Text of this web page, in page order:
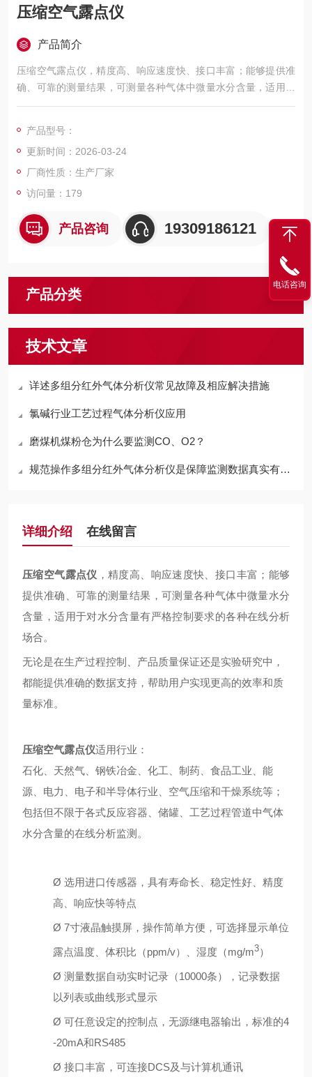
压缩空气露点仪
产品简介
压缩空气露点仪，精度高、响应速度快、接口丰富；能够提供准
确、可靠的测量结果，可测量各种气体中微量水分含量，适用于
对水分含量有严格控制要求的各种在线分析场合。
供准确的数据支持，帮助用户实现更高的效率和质量标准。
产品型号：
更新时间：2026-03-24
厂商性质：生产厂家
访问量：179
产品咨询 19309186121
产品分类
技术文章
详述多组分红外气体分析仪常见故障及相应解决措施
氯碱行业工艺过程气体分析仪应用
磨煤机煤粉仓为什么要监测CO、O2？
规范操作多组分红外气体分析仪是保障监测数据真实有效的关键
详细介绍 在线留言
压缩空气露点仪 ，精度高、响应速度快、接口丰富；能够
提供准确、可靠的测量结果，可测量各种气体中微量水分
含量，适用于对水分含量有严格控制要求的各种在线分析
场合。
无论是在生产过程控制、产品质量保证还是实验研究中，
都能提供准确的数据支持，帮助用户实现更高的效率和质
量标准。
压缩空气露点仪适用行业：
石化、天然气、钢铁冶金、化工、制药、食品工业、能
源、电力、电子和半导体行业、空气压缩和干燥系统等；
包括但不限于各式反应容器、储罐、工艺过程管道中气体
水分含量的在线分析监测。
Ø 选用进口传感器，具有寿命长、稳定性好、精度
高、响应快等特点
Ø 7寸液晶触摸屏，操作简单方便，可选择显示单位
露点温度、体积比（ppm/v）、湿度（mg/m3）
Ø 测量数据自动实时记录（10000条），记录数据
以列表或曲线形式显示
Ø 可任意设定的控制点，无源继电器输出，标准的4
-20mA和RS485
Ø 接口丰富，可连接DCS及与计算机通讯
电话咨询